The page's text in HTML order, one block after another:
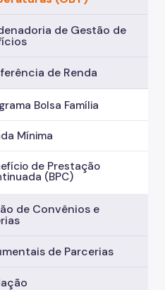
de Gestão de
de Renda
Bolsa Família
Mínima
de Prestação
(BPC)
de Convênios e
de Parcerias